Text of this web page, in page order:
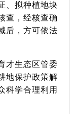
、拟种植地块
查，经核查确
后，方可依法
才生态区管委
地保护政策解
科学合理利用